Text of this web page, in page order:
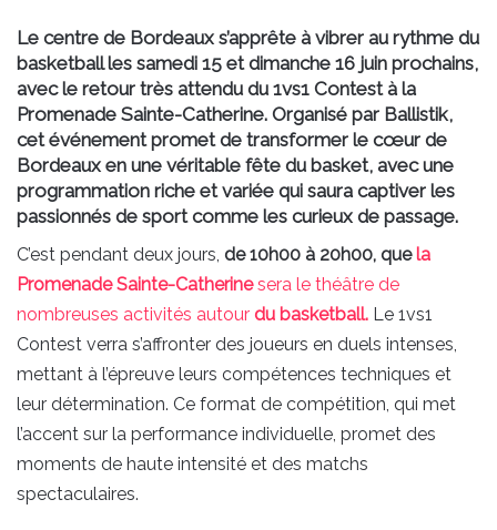
Le centre de Bordeaux s’apprête à vibrer au rythme du
basketball les samedi 15 et dimanche 16 juin prochains,
avec le retour très attendu du 1vs1 Contest à la
Promenade Sainte-Catherine. Organisé par Ballistik,
cet événement promet de transformer le cœur de
Bordeaux en une véritable fête du basket, avec une
programmation riche et variée qui saura captiver les
passionnés de sport comme les curieux de passage.
C’est pendant deux jours, de 10h00 à 20h00, quela
Promenade Sainte-Catherinesera le théâtre de
nombreuses activités autour du basketball. Le 1vs1
Contest verra s’affronter des joueurs en duels intenses,
mettant à l’épreuve leurs compétences techniques et
leur détermination. Ce format de compétition, qui met
l’accent sur la performance individuelle, promet des
moments de haute intensité et des matchs
spectaculaires.